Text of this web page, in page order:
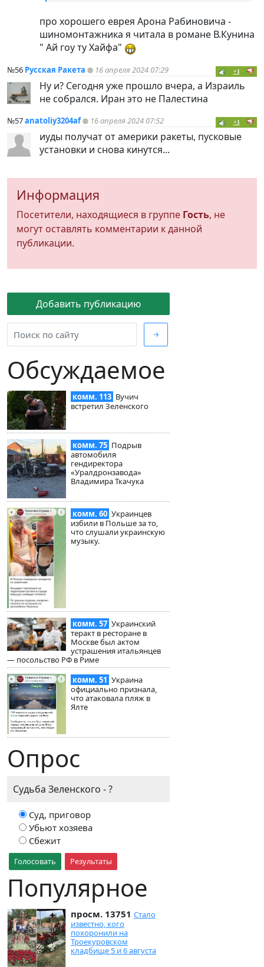
Добавить публикацию
→
Обсуждаемое
комм. 113 Вучич
встретил Зеленского
комм. 75 Подрыв
автомобиля
гендиректора
«Уралдронзавода»
Владимира Ткачука
комм. 60 Украинцев
избили в Польше за то,
что слушали украинскую
музыку.
комм. 57 Украинский
теракт в ресторане в
Москве был актом
устрашения итальянцев
— посольство РФ в Риме
комм. 51 Украина
официально признала,
что атаковала пляж в
Ялте
Опрос
Судьба Зеленского - ?
Суд, приговор
Убьют хозяева
Сбежит
Голосовать Результаты
Популярное
просм. 13751 Стало
известно, кого
похоронили на
Троекуровском
кладбище 5 и 6 августа
про хорошего еврея Арона Рабиновича -
шиномонтажника я читала в романе В.Кунина
" Ай гоу ту Хайфа"
№56 Русская Ракета 16 апреля 2024 07:29 +1
Ну и? Сегодня уже прошло вчера, а Израиль
не собрался. Иран это не Палестина
№57anatoliy3204af 16 апреля 2024 07:52 +1
иуды получат от америки ракеты, пусковые
установки и снова кинутся...
Информация
Посетители, находящиеся в группе Гость, не
могут оставлять комментарии к данной
публикации.